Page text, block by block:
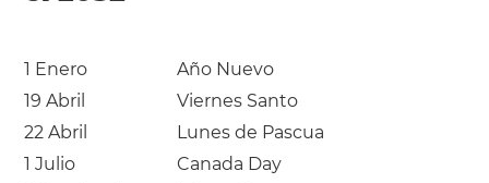
1 Enero
Año Nuevo
19 Abril
Viernes Santo
22 Abril
Lunes de Pascua
1 Julio
Canada Day